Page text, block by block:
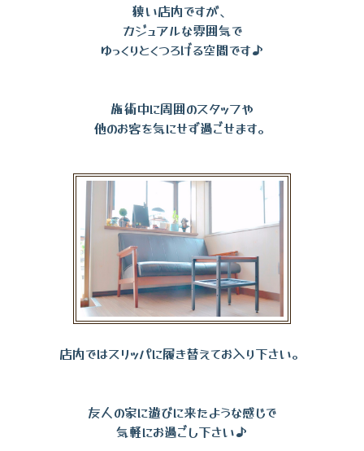
狭い店内ですが、
カジュアルな雰囲気で
ゆっくりとくつろげる空間です♪
施術中に周囲のスタッフや
他のお客を気にせず過ごせます。
店内ではスリッパに履き替えてお入り下さい。
友人の家に遊びに来たような感じで
気軽にお過ごし下さい♪